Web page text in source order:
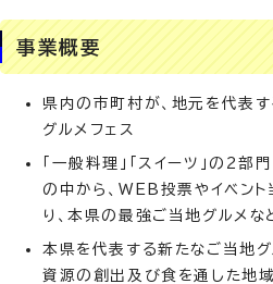
事業概要
県内の市町村が、地元を代表
グルメフェス
「一般料理」「スイーツ」の2
の中から、WEB投票やイベン
り、本県の最強ご当地グルメな
本県を代表する新たなご当地
資源の創出及び食を通した地